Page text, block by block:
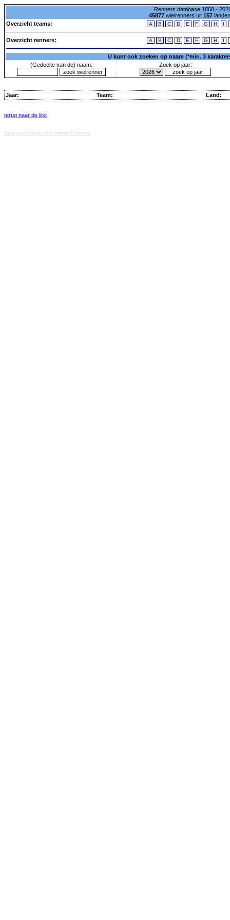
Renners database 1868 -
45877wielrenners uit 157
Overzicht teams:
A B C D E F G H I
Overzicht renners: A B C D E F G H I
U kunt ook zoeken op naam (*min. 3
(Gedeelte van de) naam:
Zoek op jaar:
Jaar: Team: Land:
terug naar de lijst
Database techniek: Sini Internet Projecten